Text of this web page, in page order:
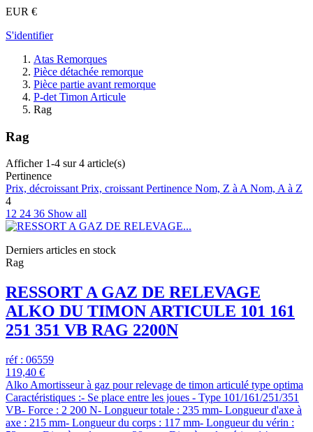
EUR €
S'identifier
Atas Remorques
Pièce détachée remorque
Pièce partie avant remorque
P-det Timon Articule
Rag
Rag
Afficher 1-4 sur 4 article(s)
Pertinence
Prix, décroissantPrix, croissantPertinence Nom, Z à ANom, A à Z
4
12 24 36 Show all
Derniers articles en stock
Rag
RESSORT A GAZ DE RELEVAGE
ALKO DU TIMON ARTICULE 101 161
251 351 VB RAG 2200N
réf : 06559
119,40 €
Alko Amortisseur à gaz pour relevage de timon articulé type optima
Caractéristiques :- Se place entre les joues - Type 101/161/251/351
VB- Force : 2 200 N- Longueur totale : 235 mm- Longueur d'axe à
axe : 215 mm- Longueur du corps : 117 mm- Longueur du vérin :